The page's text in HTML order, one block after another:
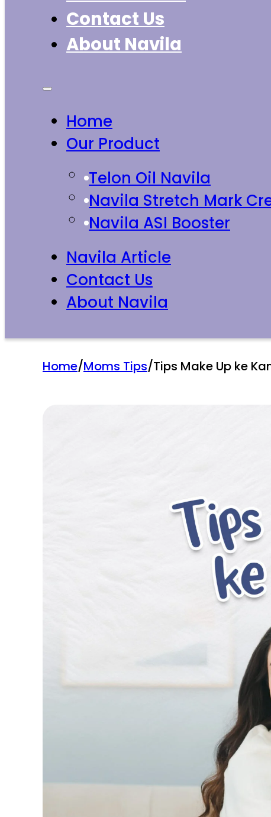
Contact Us
About Navila
Home
Our Product
Telon Oil Navila
Navila Stretch Mark
Navila ASI Booster
Navila Article
Contact Us
About Navila
Home/Moms Tips/Tips Make Up ke